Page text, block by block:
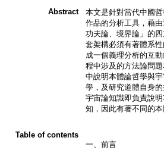
Abstract
本文是針對當代中國
作品的分析工具，藉
功夫論、境界論」的
套架構必須有著體系
成一個義理分析的互
程中涉及的方法論問
中說明本體論哲學與
學，及研究道體自身
宇宙論知識即負責說
知，因此有著不同的
Table of contents
一、前言